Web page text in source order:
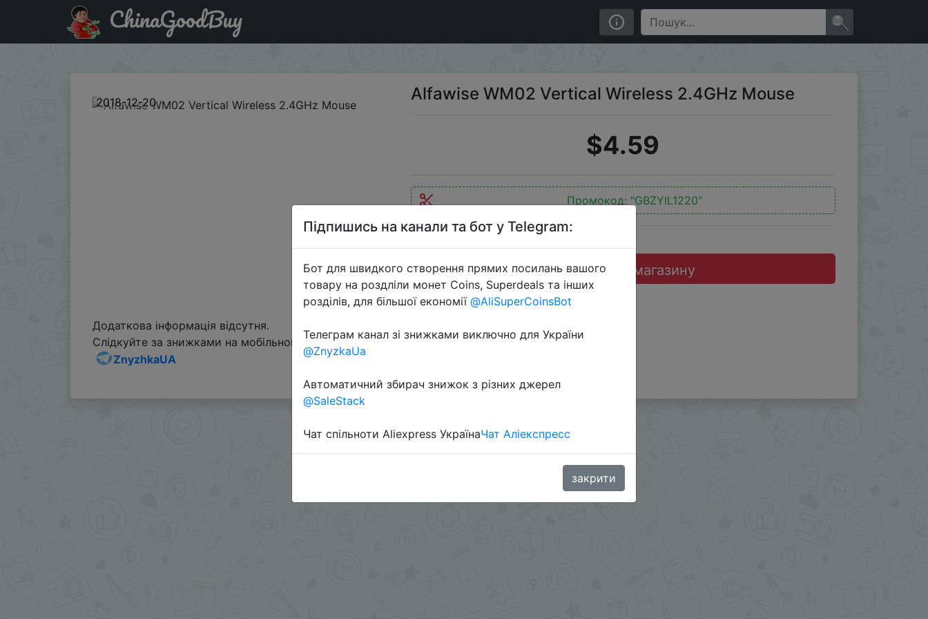
Придбати по знижці GBZYIL1220 Alfawise WM02 Vertical Wireless 2.4GHz Mouse
ChinaGoodBuy
2018-12-20 Alfawise WM02 Vertical Wireless 2.4GHz Mouse
$4.59
Промокод: "GBZYIL1220"
Перейти до магазину
Додаткова інформація відсутня.
Слідкуйте за знижками на мобільному, в телеграм каналі:
ZnyzhkaUA
Підпишись на канали та бот у Telegram:
Бот для швидкого створення прямих посилань вашого
товару на роздліли монет Coins, Superdeals та інших
розділів, для більшої економії @AliSuperCoinsBot
Телеграм канал зі знижками виключно для України
@ZnyzkaUa
Автоматичний збирач знижок з різних джерел
@SaleStack
Чат спільноти Aliexpress УкраїнаЧат Аліекспресс
закрити